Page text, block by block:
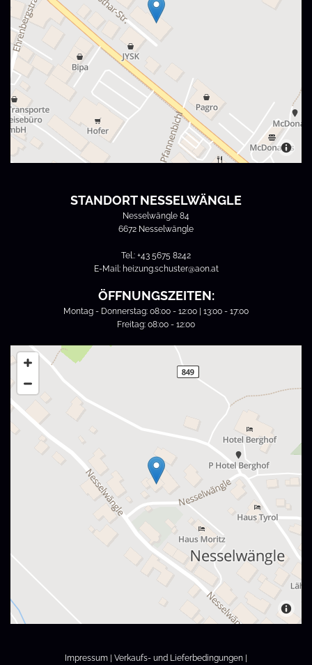
STANDORT NESSELWÄNGLE
Nesselwängle 84
6672 Nesselwängle
Tel.: +43 5675 8242
E-Mail: heizung.schuster@aon.at
ÖFFNUNGSZEITEN:
Montag - Donnerstag: 08:00 - 12:00 | 13:00 - 17:00
Freitag: 08:00 - 12:00
Impressum | Verkaufs- und Lieferbedingungen |